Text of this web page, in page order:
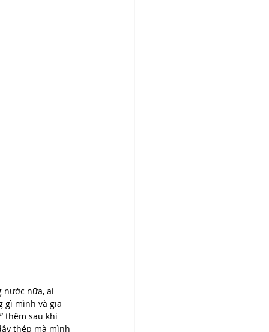
nước nữa, ai
gì mình và gia
thêm sau khi
thép mà mình